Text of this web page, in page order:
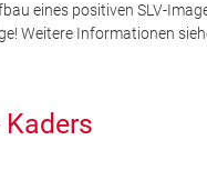
eines positiven SLV-
Weitere Informationen